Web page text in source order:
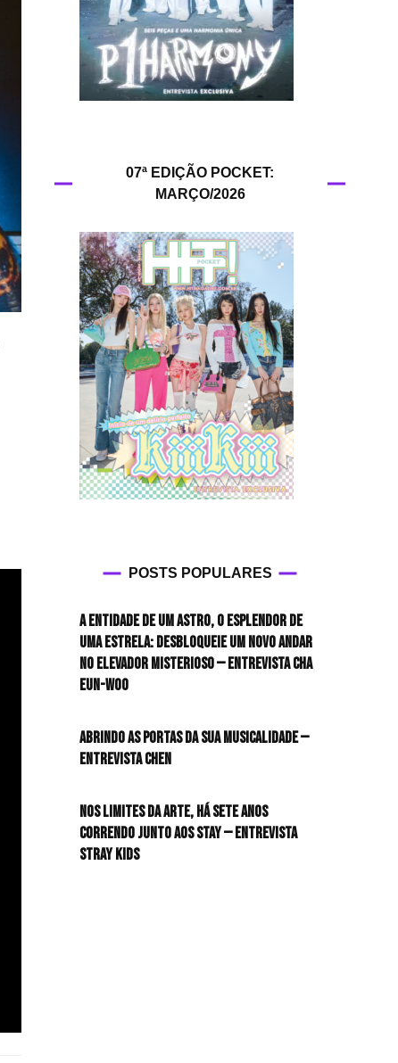
HIT!Politics
HIT!Queer
HIT!Vem aí
Panfletando
07ª EDIÇÃO POCKET:
MARÇO/2026
POSTS POPULARES
A entidade de um astro, o esplendor de
uma estrela: desbloqueie um novo andar
no elevador misterioso — Entrevista CHA
EUN-WOO
Abrindo as portas da sua musicalidade —
Entrevista CHEN
Nos limites da arte, há sete anos
correndo junto aos STAY — Entrevista
Stray Kids